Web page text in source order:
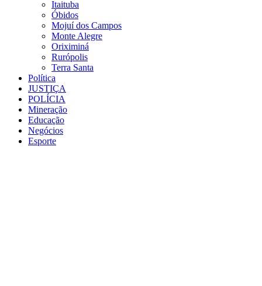
Itaituba
Óbidos
Mojuí dos Campos
Monte Alegre
Oriximiná
Rurópolis
Terra Santa
Política
JUSTIÇA
POLÍCIA
Mineração
Educação
Negócios
Esporte